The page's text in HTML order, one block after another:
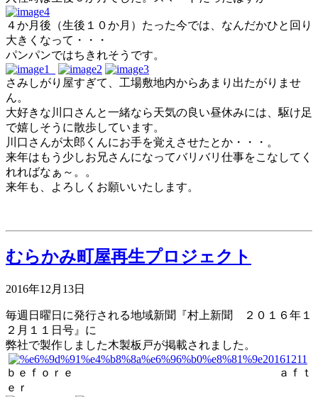
４か月後（生後１０か月）たった今では、なんだかひと回り
大きくなって・・・
パンパンではちきれそうです。
さみしがり屋すぎて、工場敷地内からあまり出たがりませ
ん。
大好きな川口さんと一緒なら天気の良い昼休みには、駆け足
で嬉しそうに散歩しています。
川口さんが太郎くんにお手を覚えさせたとか・・・。
来年はもう少しお兄さんになってバリバリ仕事をこなしてく
れればなぁ～。。
来年も、よろしくお願いいたします。
むらかみ町屋再生プロジェクト
2016年12月13日
毎週日曜日に発行される地域新聞『村上新聞 ２０１６年１
２月１１日号』に
弊社で製作しました木製板戸が掲載されました。
ｂｅｆｏｒｅ ａｆｔ
ｅｒ